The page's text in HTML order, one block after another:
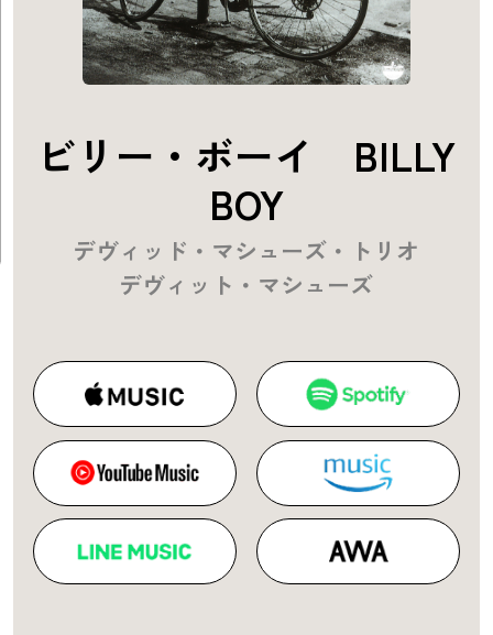
ビリー・ボーイ BILLY
BOY
デヴィッド・マシューズ・トリオ
デヴィット・マシューズ